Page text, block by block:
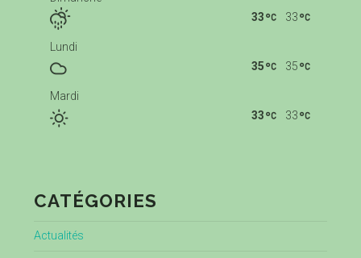
33
33
Lundi
35
35
Mardi
33
33
CATÉGORIES
Actualités